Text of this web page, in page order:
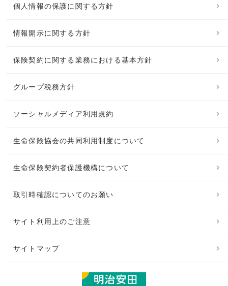
個人情報の保護に関する方針
情報開示に関する方針
保険契約に関する業務における基本方針
グループ税務方針
ソーシャルメディア利用規約
生命保険協会の共同利用制度について
生命保険契約者保護機構について
取引時確認についてのお願い
サイト利用上のご注意
サイトマップ